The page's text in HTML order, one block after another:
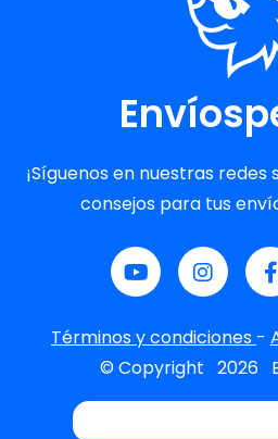
¡Síguenos en nuestras
consejos para tus
Términos y condiciones -
© Copyright 2026